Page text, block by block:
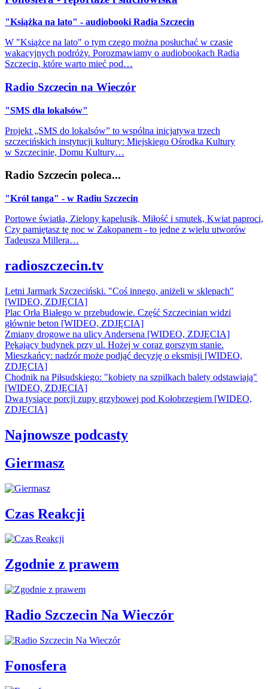
"Książka na lato" - audiobooki Radia Szczecin
W "Książce na lato" o tym czego można posłuchać w czasie
wakacyjnych podróży. Porozmawiamy o audiobookach Radia
Szczecin, które warto mieć pod…
Radio Szczecin na Wieczór
"SMS dla lokalsów"
Projekt „SMS do lokalsów” to wspólna inicjatywa trzech
szczecińskich instytucji kultury: Miejskiego Ośrodka Kultury
w Szczecinie, Domu Kultury…
Radio Szczecin poleca...
"Król tanga" - w Radiu Szczecin
Portowe światła, Zielony kapelusik, Miłość i smutek, Kwiat paproci,
Czy pamiętasz tę noc w Zakopanem - to jedne z wielu utworów
Tadeusza Millera…
radioszczecin.tv
Letni Jarmark Szczeciński. "Coś innego, aniżeli w sklepach"
[WIDEO, ZDJĘCIA]
Plac Orła Białego w przebudowie. Część Szczecinian widzi
głównie beton [WIDEO, ZDJĘCIA]
Zmiany drogowe na ulicy Andersena [WIDEO, ZDJĘCIA]
Pękający budynek przy ul. Hożej w coraz gorszym stanie.
Mieszkańcy: nadzór może podjąć decyzję o eksmisji [WIDEO,
ZDJĘCIA]
Chodnik na Piłsudskiego: "kobiety na szpilkach balety odstawiają"
[WIDEO, ZDJĘCIA]
Dwa tysiące porcji zupy grzybowej pod Kołobrzegiem [WIDEO,
ZDJECIA]
Najnowsze podcasty
Giermasz
Czas Reakcji
Zgodnie z prawem
Radio Szczecin Na Wieczór
Fonosfera